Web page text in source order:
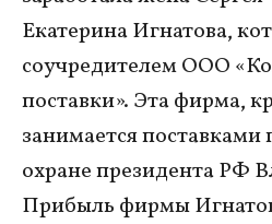
Екатерина Игнатова,
соучредителем ООО
поставки». Эта фирма,
занимается
охране президента РФ
Прибыль фирмы